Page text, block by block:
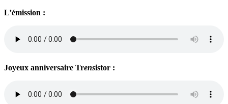
L’émission :
Joyeux anniversaire Trensistor :